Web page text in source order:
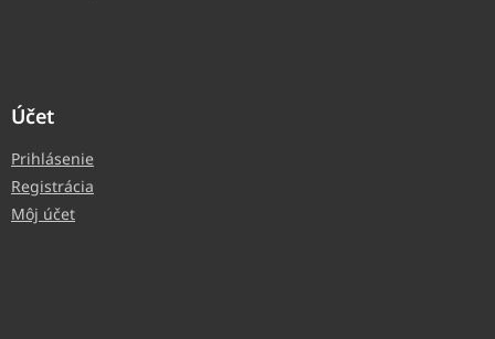
Účet
Prihlásenie
Registrácia
Môj účet